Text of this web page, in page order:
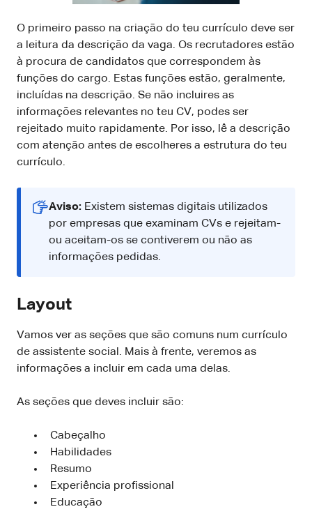
O primeiro passo na criação do teu currículo deve ser
a leitura da descrição da vaga. Os recrutadores estão
à procura de candidatos que correspondem às
funções do cargo. Estas funções estão, geralmente,
incluídas na descrição. Se não incluires as
informações relevantes no teu CV, podes ser
rejeitado muito rapidamente. Por isso, lê a descrição
com atenção antes de escolheres a estrutura do teu
currículo.
Aviso: Existem sistemas digitais utilizados
por empresas que examinam CVs e rejeitam-
ou aceitam-os se contiverem ou não as
informações pedidas.
Layout
Vamos ver as seções que são comuns num currículo
de assistente social. Mais à frente, veremos as
informações a incluir em cada uma delas.
As seções que deves incluir são:
Cabeçalho
Habilidades
Resumo
Experiência profissional
Educação